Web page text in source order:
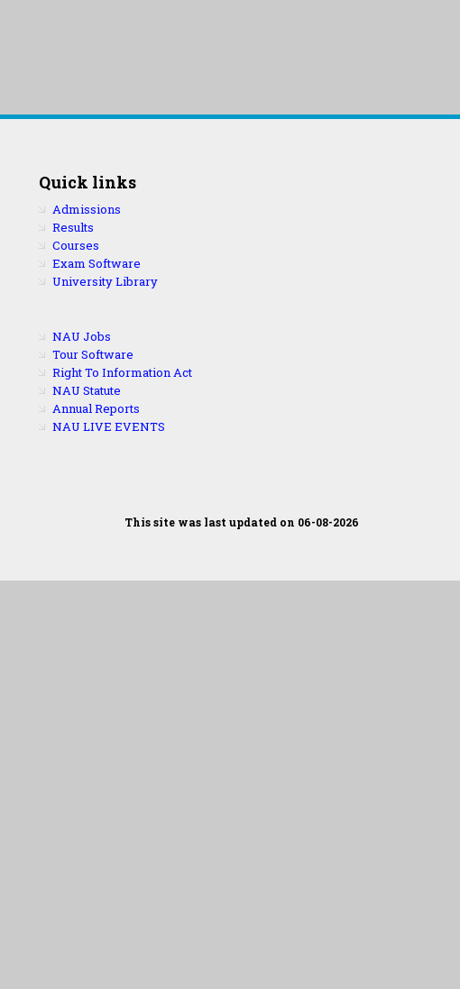
Quick links
Admissions
Results
Courses
Exam Software
University Library
NAU Jobs
Tour Software
Right To Information Act
NAU Statute
Annual Reports
NAU LIVE EVENTS
This site was last updated on 06-08-2026